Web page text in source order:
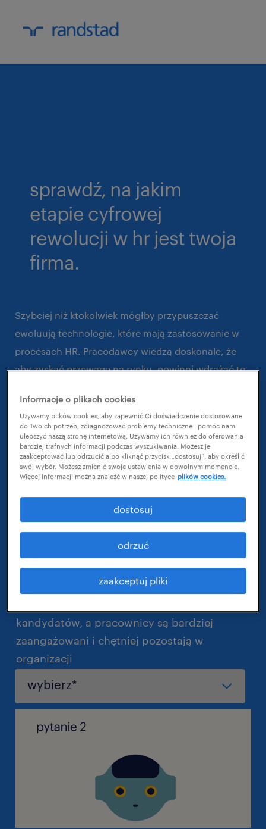
sprawdź, na jakim
etapie cyfrowej
rewolucji w hr jest twoja
firma.
Szybciej niż ktokolwiek mógłby przypuszczać
ewoluują technologie, które mają zastosowanie w
procesach HR. Pracodawcy wiedzą doskonale, że
aby zyskać przewagę na rynku, powinni wdrażać te
Odpowiedz na kilka pytań, aby sprawdzić poziom
wdrożenia technologii HR w Twojej firmie.
1. Dzięki wdrożeniu technologii moja firma
kandydatów, a pracownicy są bardziej
zaangażowani i chętniej pozostają w
organizacji
Informacje o plikach cookies
Używamy plików cookies, aby zapewnić Ci doświadczenie dostosowane
do Twoich potrzeb, zdiagnozować problemy techniczne i pomóc nam
ulepszyć naszą stronę internetową. Używamy ich również do oferowania
bardziej trafnych informacji podczas wyszukiwania. Możesz je
zaakceptować lub odrzucić albo kliknąć przycisk „dostosuj”, aby określić
swój wybór. Możesz zmienić swoje ustawienia w dowolnym momencie.
Więcej informacji można znaleźć w naszej polityce plików cookies.
zaakceptuj pliki
odrzuć
dostosuj